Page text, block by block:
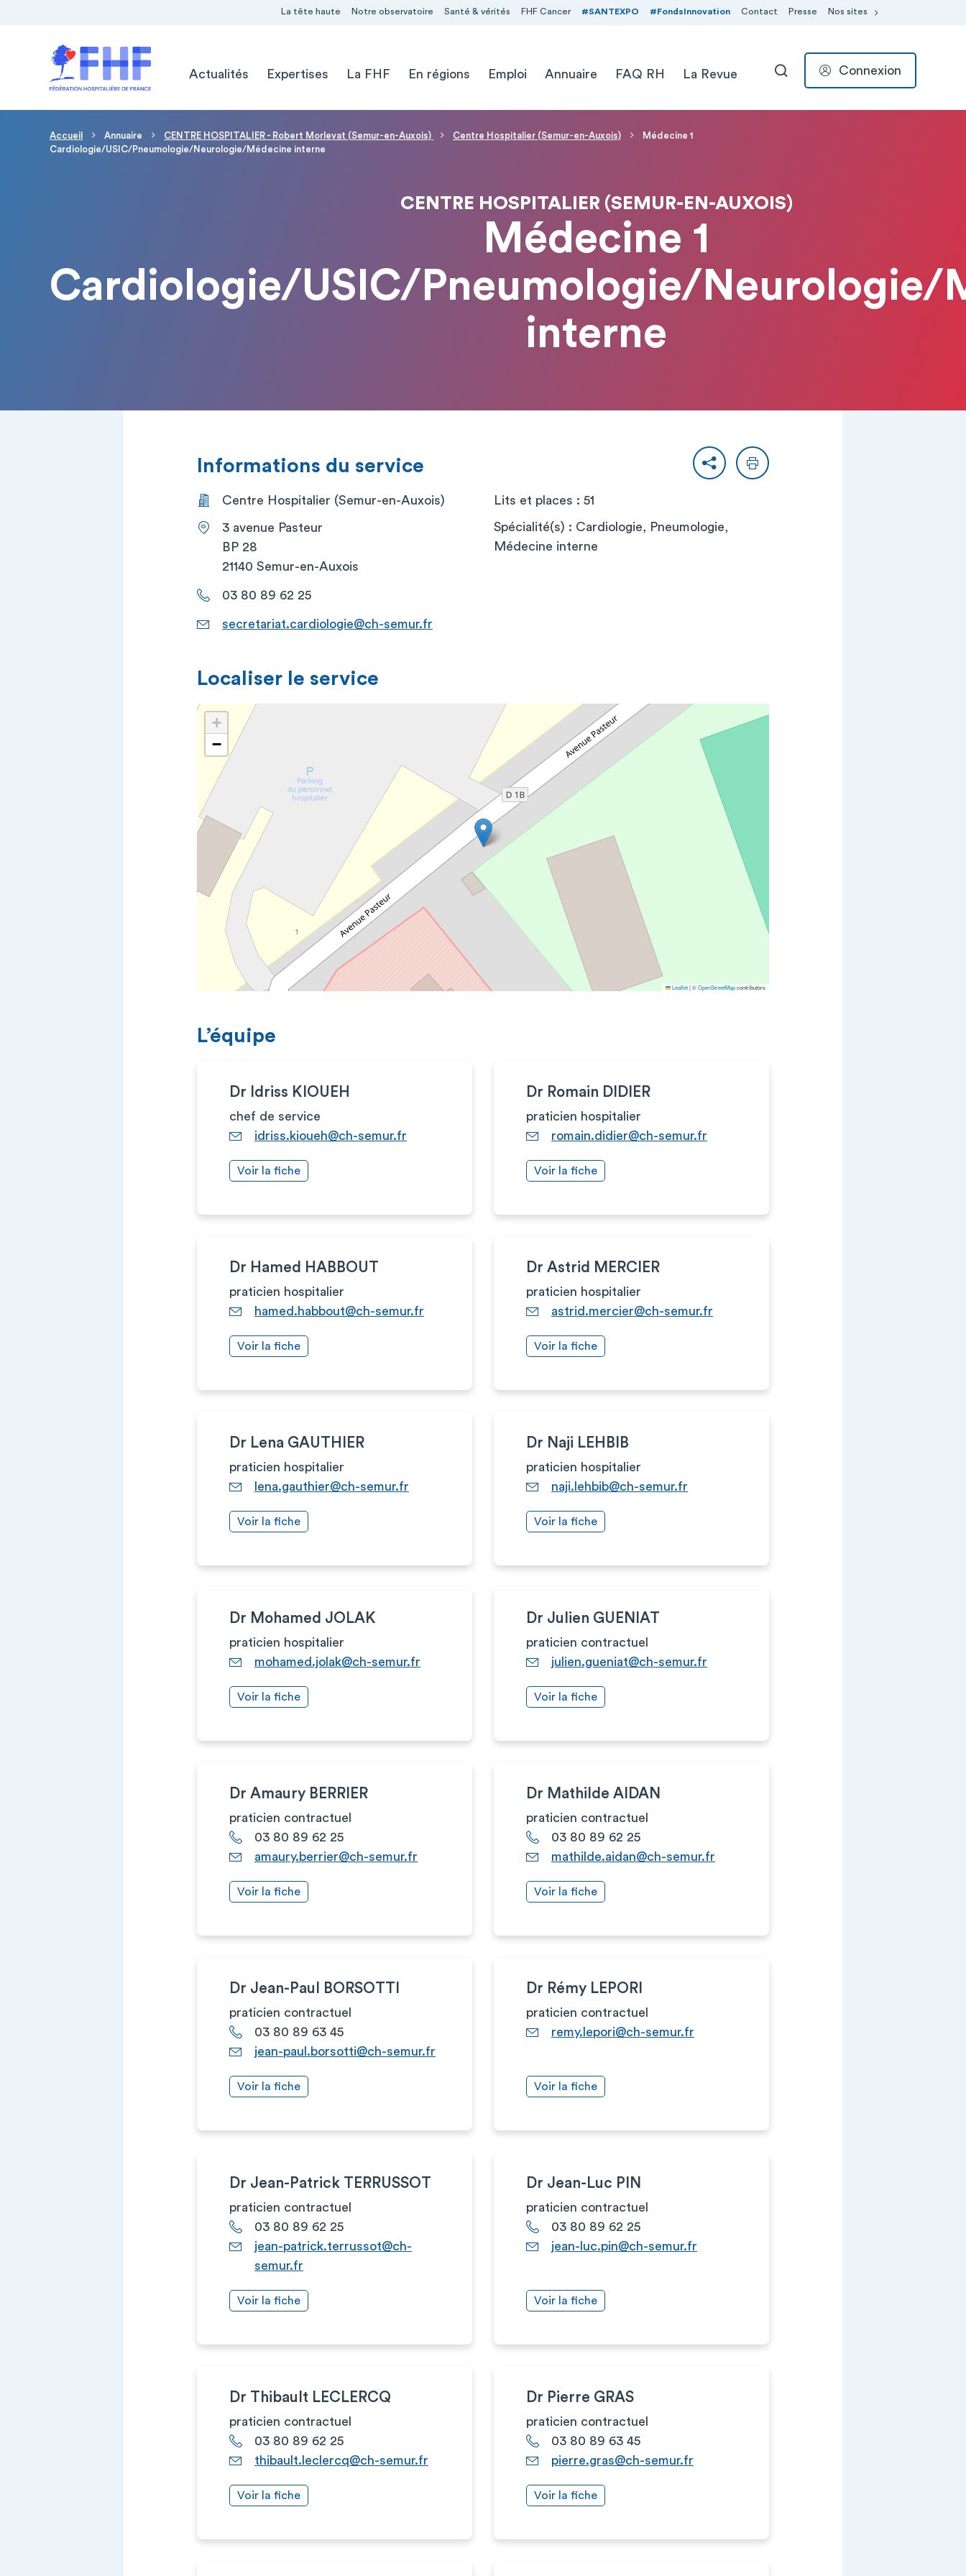
La tête haute Notre observatoire Santé & vérités FHF Cancer #SANTEXPO #FondsInnovation Contact Presse Nos sites
Actualités
Expertises La FHF En régions Emploi Annuaire FAQ RH La Revue RECHERCHER
Connexion
Fil d'Ariane
Accueil Annuaire CENTRE HOSPITALIER - Robert Morlevat (Semur-en-Auxois) Centre Hospitalier (Semur-en-Auxois)
Médecine 1
Cardiologie/USIC/Pneumologie/Neurologie/Médecine interne
CENTRE HOSPITALIER (SEMUR-EN-AUXOIS)
Médecine 1
Cardiologie/USIC/Pneumologie/Neurologie/
interne
PartagerImprimer
Informations du service
Centre Hospitalier (Semur-en-Auxois)
3 avenue Pasteur
BP 28
21140 Semur-en-Auxois
03 80 89 62 25
secretariat.cardiologie@ch-semur.fr
Lits et places : 51
Spécialité(s) : Cardiologie, Pneumologie,
Médecine interne
Localiser le service
+
−
Leaflet|©OpenStreetMapcontributors
L’équipe
Dr Idriss KIOUEH
chef de service
idriss.kioueh@ch-semur.fr
Voir la fiche
Dr Romain DIDIER
praticien hospitalier
romain.didier@ch-semur.fr
Voir la fiche
Dr Hamed HABBOUT
praticien hospitalier
hamed.habbout@ch-semur.fr
Voir la fiche
Dr Astrid MERCIER
praticien hospitalier
astrid.mercier@ch-semur.fr
Voir la fiche
Dr Lena GAUTHIER
praticien hospitalier
lena.gauthier@ch-semur.fr
Voir la fiche
Dr Naji LEHBIB
praticien hospitalier
naji.lehbib@ch-semur.fr
Voir la fiche
Dr Mohamed JOLAK
praticien hospitalier
mohamed.jolak@ch-semur.fr
Voir la fiche
Dr Julien GUENIAT
praticien contractuel
julien.gueniat@ch-semur.fr
Voir la fiche
Dr Amaury BERRIER
praticien contractuel
03 80 89 62 25
amaury.berrier@ch-semur.fr
Voir la fiche
Dr Mathilde AIDAN
praticien contractuel
03 80 89 62 25
mathilde.aidan@ch-semur.fr
Voir la fiche
Dr Jean-Paul BORSOTTI
praticien contractuel
03 80 89 63 45
jean-paul.borsotti@ch-semur.fr
Voir la fiche
Dr Rémy LEPORI
praticien contractuel
remy.lepori@ch-semur.fr
Voir la fiche
Dr Jean-Patrick TERRUSSOT
praticien contractuel
03 80 89 62 25
jean-patrick.terrussot@ch-
semur.fr
Voir la fiche
Dr Jean-Luc PIN
praticien contractuel
03 80 89 62 25
jean-luc.pin@ch-semur.fr
Voir la fiche
Dr Thibault LECLERCQ
praticien contractuel
03 80 89 62 25
thibault.leclercq@ch-semur.fr
Voir la fiche
Dr Pierre GRAS
praticien contractuel
03 80 89 63 45
pierre.gras@ch-semur.fr
Voir la fiche